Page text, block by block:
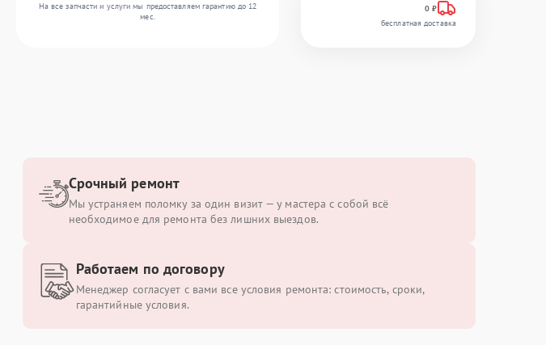
На все запчасти и услуги мы предоставляем гарантию до 12
мес.
0 ₽
бесплатная доставка
Срочный ремонт
Мы устраняем поломку за один визит — у мастера с собой всё
необходимое для ремонта без лишних выездов.
Работаем по договору
Менеджер согласует с вами все условия ремонта: стоимость, сроки,
гарантийные условия.